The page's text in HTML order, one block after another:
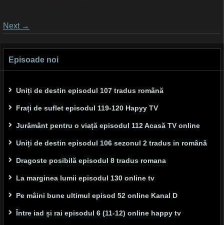
Posts
Next →
Episoade noi
Uniți de destin episodul 107 tradus română
Frați de suflet episodul 119-120 Hapyy TV
Jurământ pentru o viață episodul 112 Acasă TV online
Uniți de destin episodul 106 sezonul 2 tradus in română
Dragoste posibilă episodul 8 tradus romana
La marginea lumii episodul 130 online tv
Pe mâini bune ultimul episod 52 online Kanal D
Între iad și rai episodul 6 (11-12) online happy tv